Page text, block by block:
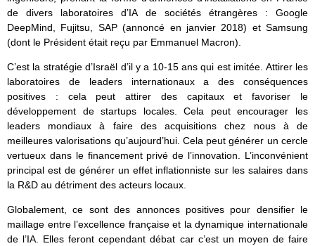
de divers laboratoires d’IA de sociétés étrangères : Google
DeepMind, Fujitsu, SAP (annoncé en janvier 2018) et Samsung
(dont le Président était reçu par Emmanuel Macron).
C’est la stratégie d’Israël d’il y a 10-15 ans qui est imitée. Attirer les
laboratoires de leaders internationaux a des conséquences
positives : cela peut attirer des capitaux et favoriser le
développement de startups locales. Cela peut encourager les
leaders mondiaux à faire des acquisitions chez nous à de
meilleures valorisations qu’aujourd’hui. Cela peut générer un cercle
vertueux dans le financement privé de l’innovation. L’inconvénient
principal est de générer un effet inflationniste sur les salaires dans
la R&D au détriment des acteurs locaux.
Globalement, ce sont des annonces positives pour densifier le
maillage entre l’excellence française et la dynamique internationale
de l’IA. Elles feront cependant débat car c’est un moyen de faire